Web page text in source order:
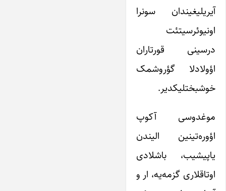
آیریلیغیندان سونرا
اونیوئرسیتئت
درسینی قورتاران
اؤولادلا گؤروشمک
خوشبختلیکدیر.
موغدوسی آکوپ
اؤوره‌تینین الیندن
یاپیشیب، باشلادی
اوتاقلاری گزمه‌یه، ار و